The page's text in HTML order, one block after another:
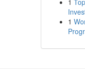
1
1